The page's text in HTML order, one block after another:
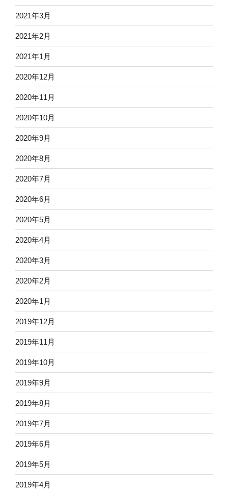
2021年3月
2021年2月
2021年1月
2020年12月
2020年11月
2020年10月
2020年9月
2020年8月
2020年7月
2020年6月
2020年5月
2020年4月
2020年3月
2020年2月
2020年1月
2019年12月
2019年11月
2019年10月
2019年9月
2019年8月
2019年7月
2019年6月
2019年5月
2019年4月